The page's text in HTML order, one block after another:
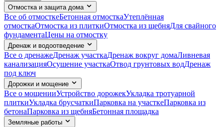
Отмостка и защита дома
Все об отмосткеБетонная отмосткаУтеплённая
отмосткаОтмостка из плиткиОтмостка из щебняДля свайного
фундаментаЦены на отмостку
Дренаж и водоотведение
Все о дренажеДренаж участкаДренаж вокруг домаЛивневая
канализацияОсушение участкаОтвод грунтовых водДренаж
под ключ
Дорожки и мощение
Все о мощенииУстройство дорожекУкладка тротуарной
плиткиУкладка брусчаткиПарковка на участкеПарковка из
бетонаПарковка из щебняБетонная площадка
Земляные работы